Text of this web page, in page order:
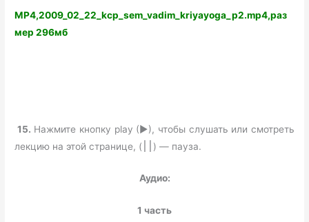
MP4,2009_02_22_kcp_sem_vadim_kriyayoga_p2.mp4,раз
мер 296мб
15. Нажмите кнопку play (►), чтобы слушать или смотреть
лекцию на этой странице, (
) — пауза.
Аудио:
1 часть